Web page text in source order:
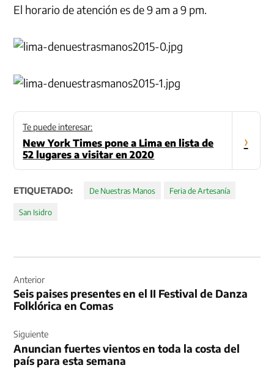
El horario de atención es de 9 am a 9 pm.
Te puede interesar:
New York Times pone a Lima en lista de
52 lugares a visitar en 2020
›
ETIQUETADO: De Nuestras Manos Feria de Artesanía
San Isidro
de
entradas
Anterior
Seis paises presentes en el II Festival de Danza
Folklórica en Comas
Siguiente
Anuncian fuertes vientos en toda la costa del
país para esta semana